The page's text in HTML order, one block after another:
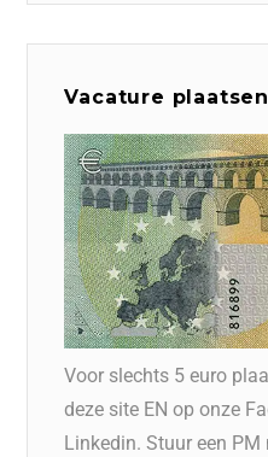
Vacature plaatsen
Voor slechts 5 euro
deze site EN op onze
Linkedin. Stuur een PM